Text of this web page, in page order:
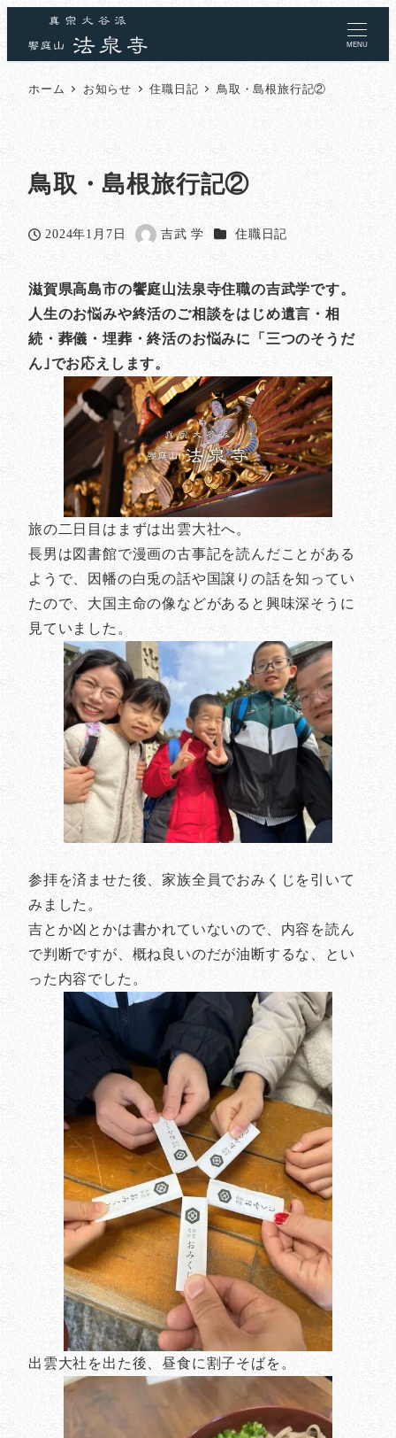
MENU
ホーム お知らせ 住職日記 鳥取・島根旅行記②
鳥取・島根旅行記②
投稿日
2024年1月7日
著
者
吉武 学 カテゴリー
住職日記
滋賀県高島市の饗庭山法泉寺住職の吉武学です。
人生のお悩みや終活のご相談をはじめ遺言・相
続・葬儀・埋葬・終活のお悩みに「三つのそうだ
ん｣でお応えします。
旅の二日目はまずは出雲大社へ。
長男は図書館で漫画の古事記を読んだことがある
ようで、因幡の白兎の話や国譲りの話を知ってい
たので、大国主命の像などがあると興味深そうに
見ていました。
参拝を済ませた後、家族全員でおみくじを引いて
みました。
吉とか凶とかは書かれていないので、内容を読ん
で判断ですが、概ね良いのだが油断するな、とい
った内容でした。
出雲大社を出た後、昼食に割子そばを。